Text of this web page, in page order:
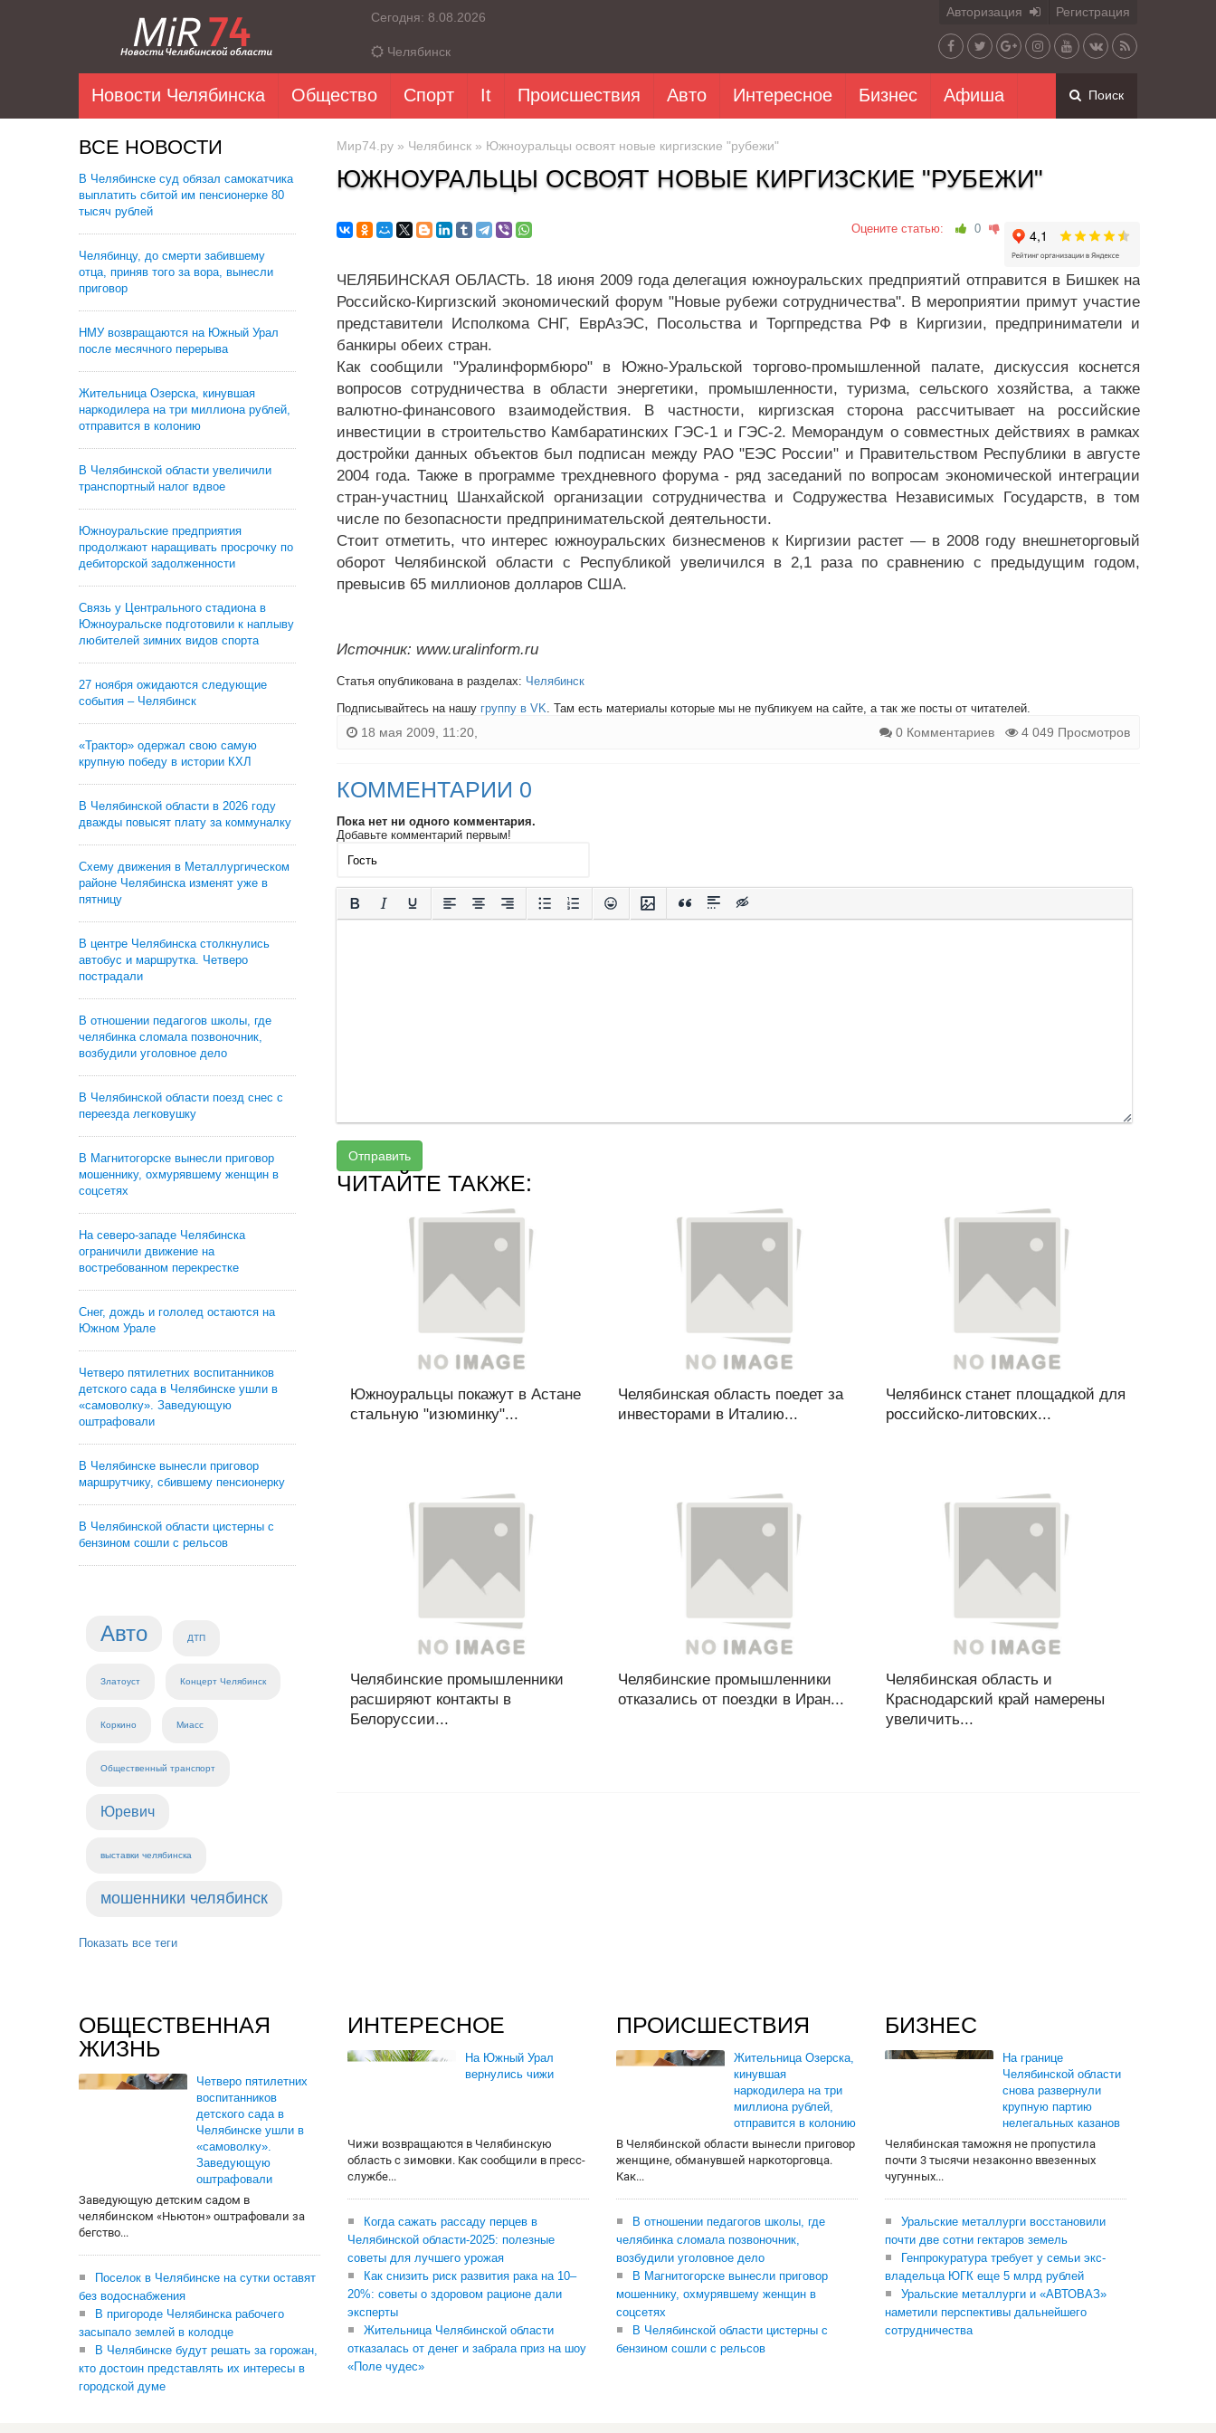
Сегодня: 8.08.2026
Челябинск
Авторизация Регистрация
Новости Челябинска Общество Спорт It Происшествия Авто Интересное Бизнес Афиша Поиск
ВСЕ НОВОСТИ
В Челябинске суд обязал самокатчика
выплатить сбитой им пенсионерке 80
тысяч рублей
Челябинцу, до смерти забившему
отца, приняв того за вора, вынесли
приговор
НМУ возвращаются на Южный Урал
после месячного перерыва
Жительница Озерска, кинувшая
наркодилера на три миллиона рублей,
отправится в колонию
В Челябинской области увеличили
транспортный налог вдвое
Южноуральские предприятия
продолжают наращивать просрочку по
дебиторской задолженности
Связь у Центрального стадиона в
Южноуральске подготовили к наплыву
любителей зимних видов спорта
27 ноября ожидаются следующие
события – Челябинск
«Трактор» одержал свою самую
крупную победу в истории КХЛ
В Челябинской области в 2026 году
дважды повысят плату за коммуналку
Схему движения в Металлургическом
районе Челябинска изменят уже в
пятницу
В центре Челябинска столкнулись
автобус и маршрутка. Четверо
пострадали
В отношении педагогов школы, где
челябинка сломала позвоночник,
возбудили уголовное дело
В Челябинской области поезд снес с
переезда легковушку
В Магнитогорске вынесли приговор
мошеннику, охмурявшему женщин в
соцсетях
На северо-западе Челябинска
ограничили движение на
востребованном перекрестке
Снег, дождь и гололед остаются на
Южном Урале
Четверо пятилетних воспитанников
детского сада в Челябинске ушли в
«самоволку». Заведующую
оштрафовали
В Челябинске вынесли приговор
маршрутчику, сбившему пенсионерку
В Челябинской области цистерны с
бензином сошли с рельсов
Авто ДТП
Златоуст Концерт Челябинск
Коркино Миасс
Общественный транспорт
Юревич
выставки челябинска
мошенники челябинск
Показать все теги
Мир74.ру » Челябинск » Южноуральцы освоят новые киргизские "рубежи"
ЮЖНОУРАЛЬЦЫ ОСВОЯТ НОВЫЕ КИРГИЗСКИЕ "РУБЕЖИ"
Оцените статью: 0
ЧЕЛЯБИНСКАЯ ОБЛАСТЬ. 18 июня 2009 года делегация южноуральских предприятий отправится в Бишкек на
Российско-Киргизский экономический форум "Новые рубежи сотрудничества". В мероприятии примут участие
представители Исполкома СНГ, ЕврАзЭС, Посольства и Торгпредства РФ в Киргизии, предприниматели и
банкиры обеих стран.
Как сообщили "Уралинформбюро" в Южно-Уральской торгово-промышленной палате, дискуссия коснется
вопросов сотрудничества в области энергетики, промышленности, туризма, сельского хозяйства, а также
валютно-финансового взаимодействия. В частности, киргизская сторона рассчитывает на российские
инвестиции в строительство Камбаратинских ГЭС-1 и ГЭС-2. Меморандум о совместных действиях в рамках
достройки данных объектов был подписан между РАО "ЕЭС России" и Правительством Республики в августе
2004 года. Также в программе трехдневного форума - ряд заседаний по вопросам экономической интеграции
стран-участниц Шанхайской организации сотрудничества и Содружества Независимых Государств, в том
числе по безопасности предпринимательской деятельности.
Стоит отметить, что интерес южноуральских бизнесменов к Киргизии растет — в 2008 году внешнеторговый
оборот Челябинской области с Республикой увеличился в 2,1 раза по сравнению с предыдущим годом,
превысив 65 миллионов долларов США.
Источник: www.uralinform.ru
Статья опубликована в разделах: Челябинск
Подписывайтесь на нашу группу в VK. Там есть материалы которые мы не публикуем на сайте, а так же посты от читателей.
18 мая 2009, 11:20, 0 Комментариев 4 049 Просмотров
КОММЕНТАРИИ 0
Пока нет ни одного комментария.
Добавьте комментарий первым!
Отправить
ЧИТАЙТЕ ТАКЖЕ:
Южноуральцы покажут в Астане
стальную "изюминку"...
Челябинская область поедет за
инвесторами в Италию...
Челябинск станет площадкой для
российско-литовских...
Челябинские промышленники
расширяют контакты в
Белоруссии...
Челябинские промышленники
отказались от поездки в Иран...
Челябинская область и
Краснодарский край намерены
увеличить...
ОБЩЕСТВЕННАЯ
ЖИЗНЬ
Четверо пятилетних
воспитанников
детского сада в
Челябинске ушли в
«самоволку».
Заведующую
оштрафовали
Заведующую детским садом в
челябинском «Ньютон» оштрафовали за
бегство...
Поселок в Челябинске на сутки оставят
без водоснабжения
В пригороде Челябинска рабочего
засыпало землей в колодце
В Челябинске будут решать за горожан,
кто достоин представлять их интересы в
городской думе
ИНТЕРЕСНОЕ
На Южный Урал
вернулись чижи
Чижи возвращаются в Челябинскую
область с зимовки. Как сообщили в пресс-
службе...
Когда сажать рассаду перцев в
Челябинской области-2025: полезные
советы для лучшего урожая
Как снизить риск развития рака на 10–
20%: советы о здоровом рационе дали
эксперты
Жительница Челябинской области
отказалась от денег и забрала приз на шоу
«Поле чудес»
ПРОИСШЕСТВИЯ
Жительница Озерска,
кинувшая
наркодилера на три
миллиона рублей,
отправится в колонию
В Челябинской области вынесли приговор
женщине, обманувшей наркоторговца.
Как...
В отношении педагогов школы, где
челябинка сломала позвоночник,
возбудили уголовное дело
В Магнитогорске вынесли приговор
мошеннику, охмурявшему женщин в
соцсетях
В Челябинской области цистерны с
бензином сошли с рельсов
БИЗНЕС
На границе
Челябинской области
снова развернули
крупную партию
нелегальных казанов
Челябинская таможня не пропустила
почти 3 тысячи незаконно ввезенных
чугунных...
Уральские металлурги восстановили
почти две сотни гектаров земель
Генпрокуратура требует у семьи экс-
владельца ЮГК еще 5 млрд рублей
Уральские металлурги и «АВТОВАЗ»
наметили перспективы дальнейшего
сотрудничества